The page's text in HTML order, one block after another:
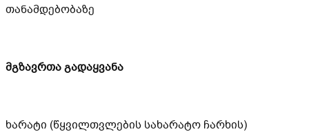
თანამდებობაზე
მგზავრთა გადაყვანა
ხარატი (წყვილთვლების სახარატო ჩარხის)